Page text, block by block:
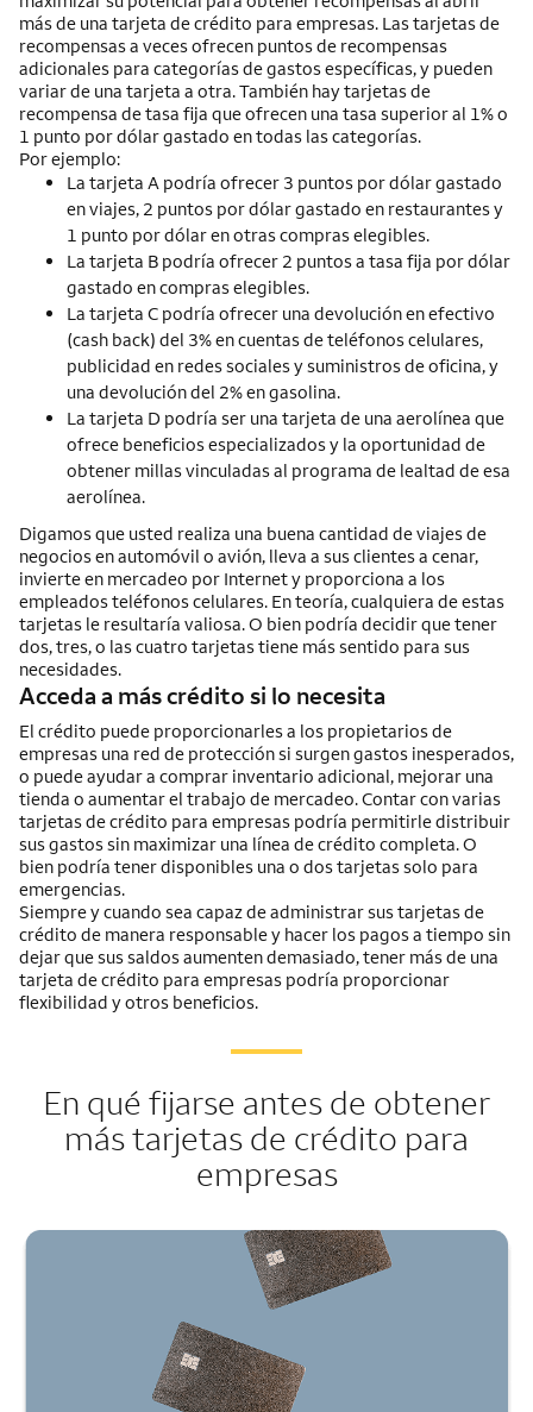
más de una tarjeta de crédito para empresas. Las tarjetas de
recompensas a veces ofrecen puntos de recompensas
adicionales para categorías de gastos específicas, y pueden
variar de una tarjeta a otra. También hay tarjetas de
recompensa de tasa fija que ofrecen una tasa superior al 1% o
1 punto por dólar gastado en todas las categorías.
Por ejemplo:
La tarjeta A podría ofrecer 3 puntos por dólar gastado
en viajes, 2 puntos por dólar gastado en restaurantes y
1 punto por dólar en otras compras elegibles.
La tarjeta B podría ofrecer 2 puntos a tasa fija por dólar
gastado en compras elegibles.
La tarjeta C podría ofrecer una devolución en efectivo
(cash back) del 3% en cuentas de teléfonos celulares,
publicidad en redes sociales y suministros de oficina, y
una devolución del 2% en gasolina.
La tarjeta D podría ser una tarjeta de una aerolínea que
ofrece beneficios especializados y la oportunidad de
obtener millas vinculadas al programa de lealtad de esa
aerolínea.
Digamos que usted realiza una buena cantidad de viajes de
negocios en automóvil o avión, lleva a sus clientes a cenar,
invierte en mercadeo por Internet y proporciona a los
empleados teléfonos celulares. En teoría, cualquiera de estas
tarjetas le resultaría valiosa. O bien podría decidir que tener
dos, tres, o las cuatro tarjetas tiene más sentido para sus
necesidades.
Acceda a más crédito si lo necesita
El crédito puede proporcionarles a los propietarios de
empresas una red de protección si surgen gastos inesperados,
o puede ayudar a comprar inventario adicional, mejorar una
tienda o aumentar el trabajo de mercadeo. Contar con varias
tarjetas de crédito para empresas podría permitirle distribuir
sus gastos sin maximizar una línea de crédito completa. O
bien podría tener disponibles una o dos tarjetas solo para
emergencias.
Siempre y cuando sea capaz de administrar sus tarjetas de
crédito de manera responsable y hacer los pagos a tiempo sin
dejar que sus saldos aumenten demasiado, tener más de una
tarjeta de crédito para empresas podría proporcionar
flexibilidad y otros beneficios.
En qué fijarse antes de obtener
más tarjetas de crédito para
empresas